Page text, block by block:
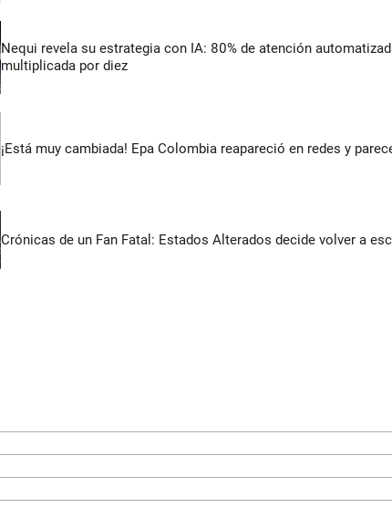
Nequi revela su estrategia con IA: 80% de atención
multiplicada por diez
¡Está muy cambiada! Epa Colombia reapareció en redes y
Crónicas de un Fan Fatal: Estados Alterados decide volver a